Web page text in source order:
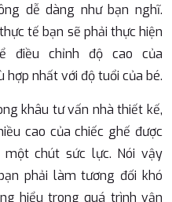
dễ dàng như bạn nghĩ.
tế bạn sẽ phải thực hiện
điều chỉnh độ cao của
hợp nhất với độ tuổi của bé.
khâu tư vấn nhà thiết kế,
cao của chiếc ghế được
chút sức lực. Nói vậy
phải làm tương đối khó
hiểu trong quá trình vận